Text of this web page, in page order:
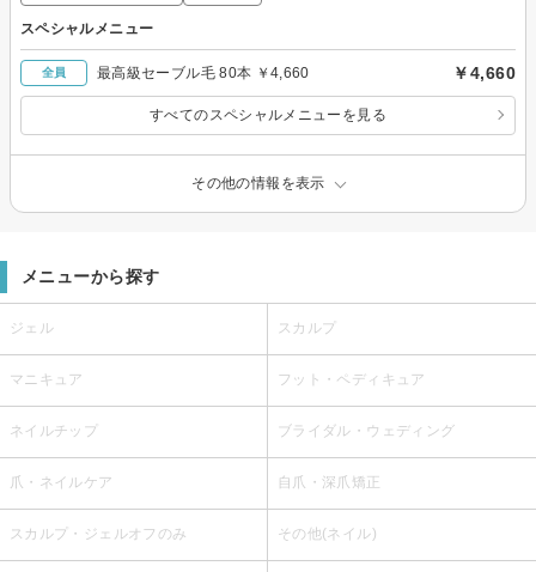
スペシャルメニュー
全員 最高級セーブル毛 80本 ￥4,660 ￥4,660
すべてのスペシャルメニューを見る
その他の情報を表示
メニューから探す
ジェル スカルプ
マニキュア フット・ペディキュア
ネイルチップ ブライダル・ウェディング
爪・ネイルケア 自爪・深爪矯正
スカルプ・ジェルオフのみ その他(ネイル)